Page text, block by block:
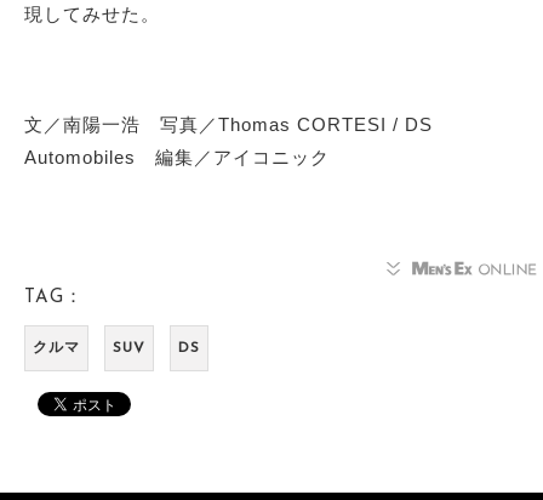
現してみせた。
文／南陽一浩 写真／Thomas CORTESI / DS
Automobiles 編集／アイコニック
TAG：
クルマ SUV DS